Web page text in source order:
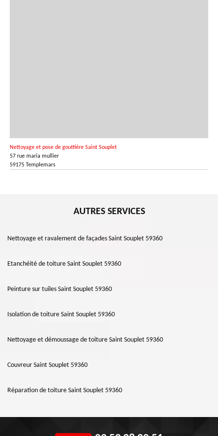
Nettoyage et pose de gouttière Saint Souplet
57 rue maria mullier
59175 Templemars
AUTRES SERVICES
Nettoyage et ravalement de façades Saint Souplet 59360
Etanchéité de toiture Saint Souplet 59360
Peinture sur tuiles Saint Souplet 59360
Isolation de toiture Saint Souplet 59360
Nettoyage et démoussage de toiture Saint Souplet 59360
Couvreur Saint Souplet 59360
Réparation de toiture Saint Souplet 59360